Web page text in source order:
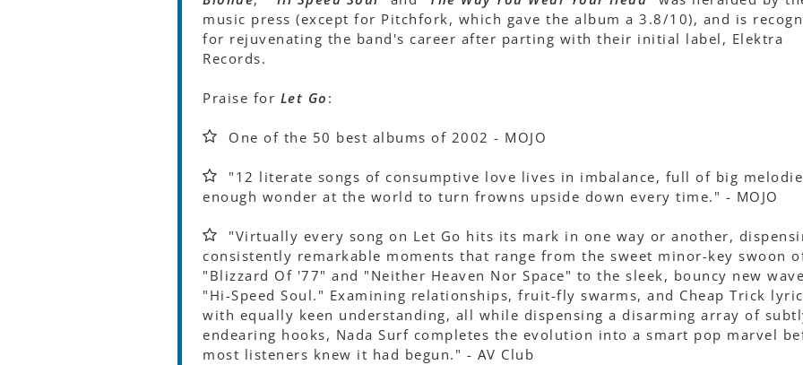
music press (except for Pitchfork, which gave the album a 3.8/10), and is
for rejuvenating the band's career after parting with their initial label, Elektra
Records.
Praise for Let Go :
One of the 50 best albums of 2002 - MOJO
"12 literate songs of consumptive love lives in imbalance, full of big
enough wonder at the world to turn frowns upside down every time." - MOJO
"Virtually every song on Let Go hits its mark in one way or another,
consistently remarkable moments that range from the sweet minor-key swoon
"Blizzard Of '77" and "Neither Heaven Nor Space" to the sleek, bouncy new
"Hi-Speed Soul." Examining relationships, fruit-fly swarms, and Cheap Trick
with equally keen understanding, all while dispensing a disarming array of
endearing hooks, Nada Surf completes the evolution into a smart pop marvel
most listeners knew it had begun." - AV Club